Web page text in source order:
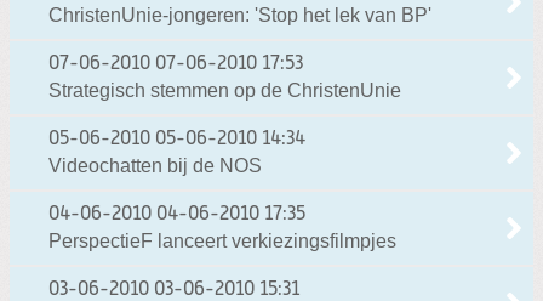
ChristenUnie-jongeren: 'Stop het lek van BP'
07-06-2010 07-06-2010 17:53
Strategisch stemmen op de ChristenUnie
05-06-2010 05-06-2010 14:34
Videochatten bij de NOS
04-06-2010 04-06-2010 17:35
PerspectieF lanceert verkiezingsfilmpjes
03-06-2010 03-06-2010 15:31